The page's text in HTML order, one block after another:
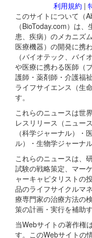
利用規約 |
このサイトについて（
（BioToday.com）は
患、疾病）のメカニズ
医療機器）の開発に携
（バイオテック、バ
や医療に携わる医師（
護師・薬剤師・介護福
ライフサイエンス（生
す。
これらのニュースは世
レスリリース（ニュー
（科学ジャーナル）・
ル）・生物学ジャーナ
これらのニュースは、
試験の戦略策定、マー
ャーキャピタリストの
品のライフサイクルマ
療専門家の治療方法の
策の計画・実行を補助
当Webサイトの著作権
す。このWebサイトの